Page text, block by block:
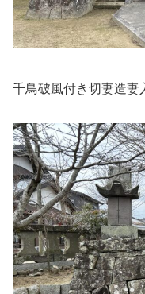
千鳥破風付き切妻造妻